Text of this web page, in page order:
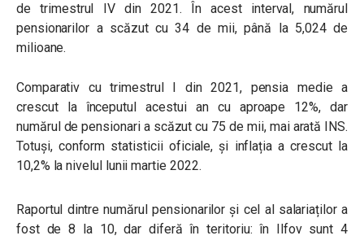
de trimestrul IV din 2021. În acest interval, numărul
pensionarilor a scăzut cu 34 de mii, până la 5,024 de
milioane.
Comparativ cu trimestrul I din 2021, pensia medie a
crescut la începutul acestui an cu aproape 12%, dar
numărul de pensionari a scăzut cu 75 de mii, mai arată INS.
Totuși, conform statisticii oficiale, și inflația a crescut la
10,2% la nivelul lunii martie 2022.
Raportul dintre numărul pensionarilor și cel al salariaților a
fost de 8 la 10, dar diferă în teritoriu: în Ilfov sunt 4